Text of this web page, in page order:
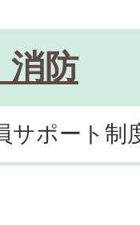
消防
サポート制